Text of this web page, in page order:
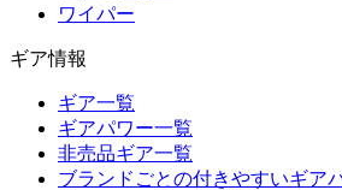
ワイパー
ギア情報
ギア一覧
ギアパワー一覧
非売品ギア一覧
ブランドごとの付きやすいギア